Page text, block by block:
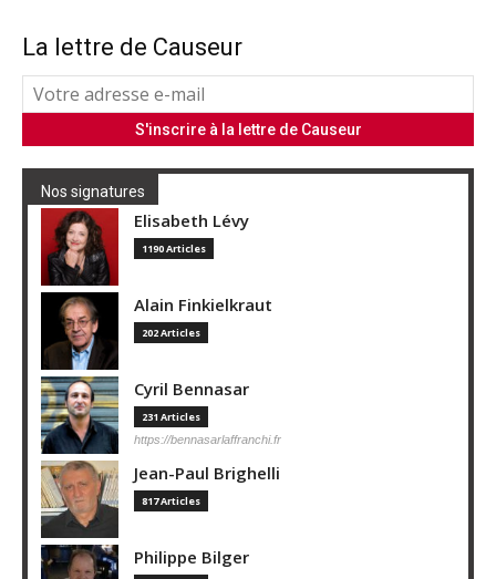
La lettre de Causeur
Nos signatures
Elisabeth Lévy
1190 Articles
Alain Finkielkraut
202 Articles
Cyril Bennasar
231 Articles
https://bennasarlaffranchi.fr
Jean-Paul Brighelli
817 Articles
Philippe Bilger